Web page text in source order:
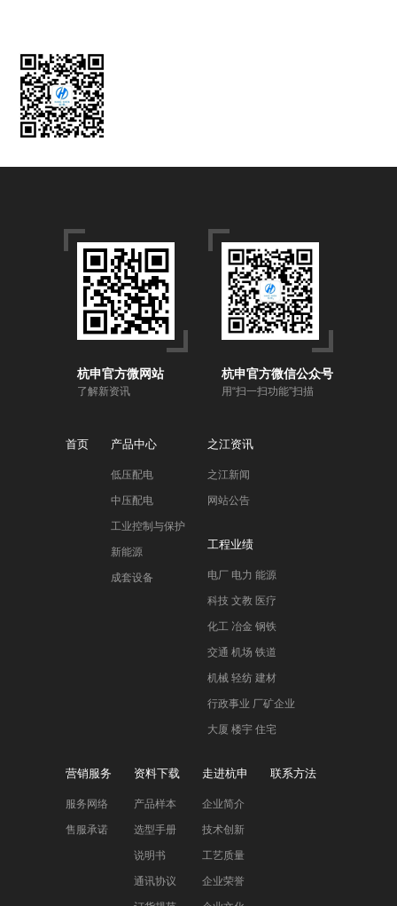
杭申官方微网站
了解新资讯
杭申官方微信公众号
用“扫一扫功能”扫描
首页 产品中心
低压配电
中压配电
工业控制与保护
新能源
成套设备
之江资讯
之江新闻
网站公告
工程业绩
电厂 电力 能源
科技 文教 医疗
化工 冶金 钢铁
交通 机场 铁道
机械 轻纺 建材
行政事业 厂矿企业
大厦 楼宇 住宅
营销服务
服务网络
售服承诺
资料下载
产品样本
选型手册
说明书
通讯协议
走进杭申
企业简介
技术创新
工艺质量
企业荣誉
联系方法